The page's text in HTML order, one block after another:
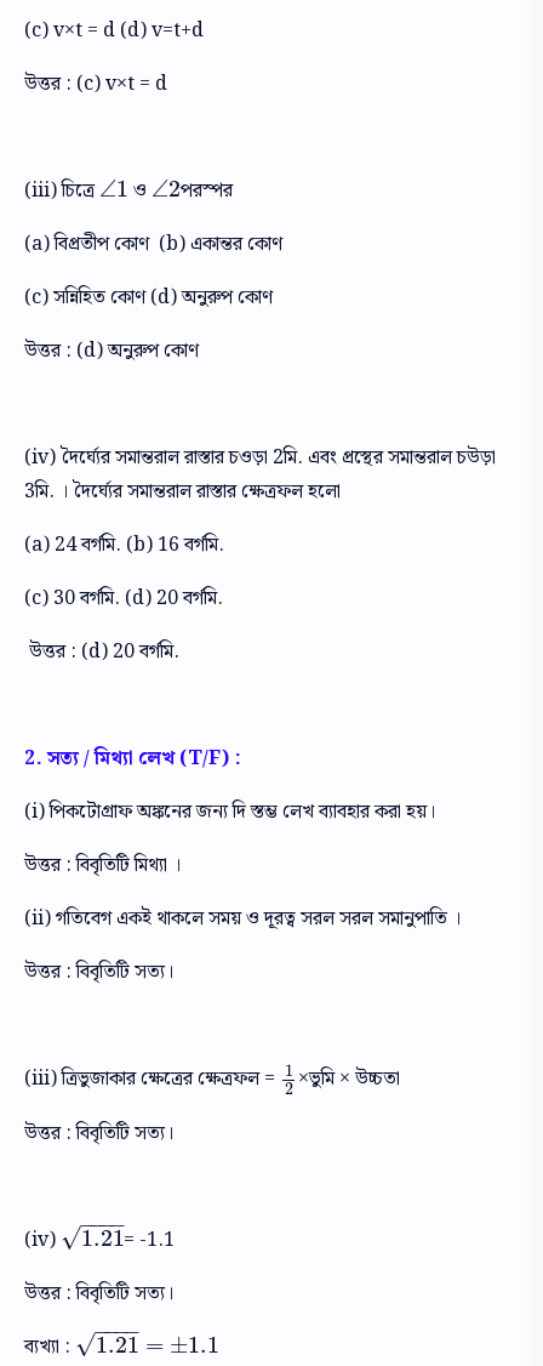
(c) v×t = d (d) v=t+d
উত্তর : (c) v×t = d
(iii) চিত্রে∠1
∠1 ও ∠2
∠2পরস্পর
(a) বিপ্রতীপ কোণ (b) একান্তর কোণ
(c) সন্নিহিত কোণ (d) অনুরুপ কোণ
উত্তর : (d) অনুরুপ কোণ
(iv) দৈর্ঘ্যের সমান্তরাল রাস্তার চওড়া 2মি. এবং প্রস্থের সমান্তরাল চউড়া
3মি. । দৈর্ঘ্যের সমান্তরাল রাস্তার ক্ষেত্রফল হলো
(a) 24 বর্গমি. (b) 16 বর্গমি.
(c) 30 বর্গমি. (d) 20 বর্গমি.
উত্তর : (d) 20 বর্গমি.
2. সত্য / মিথ্যা লেখ (T/F) :
(i) পিকটোগ্রাফ অঙ্কনের জন্য দি স্তম্ভ লেখ ব্যাবহার করা হয়।
উত্তর : বিবৃতিটি মিথ্যা ।
(ii) গতিবেগ একই থাকলে সময় ও দূরত্ব সরল সরল সমানুপাতি ।
উত্তর : বিবৃতিটি সত্য।
(iii) ত্রিভুজাকার ক্ষেত্রের ক্ষেত্রফল = 1
2
12×ভুমি × উচ্চতা
উত্তর : বিবৃতিটি সত্য।
(iv) 1.21
− −
−−
√
1.21
= -1.1
উত্তর : বিবৃতিটি সত্য।
ব্যখ্যা :
1.21
− −
−−
√ = ±1.1
1.21=±1.1